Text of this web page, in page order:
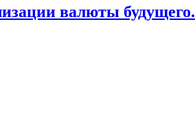
валюты будущего.